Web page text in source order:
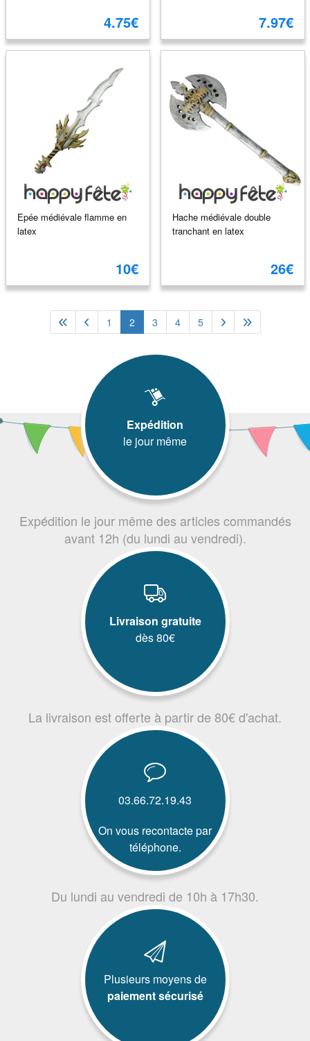
4.75€ 7.97€
Epée médiévale flamme en
latex
10€
Hache médiévale double
tranchant en latex
26€
1 2 3 4 5
Expédition
le jour même
Expédition le jour même des articles commandés
avant 12h (du lundi au vendredi).
Livraison gratuite
dès 80€
La livraison est offerte à partir de 80€ d'achat.
03.66.72.19.43
On vous recontacte par
téléphone.
Du lundi au vendredi de 10h à 17h30.
Plusieurs moyens de
paiement sécurisé